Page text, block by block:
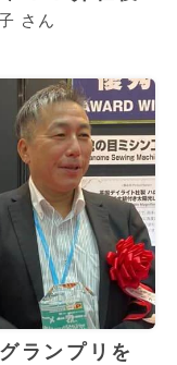
さん
ランプリを